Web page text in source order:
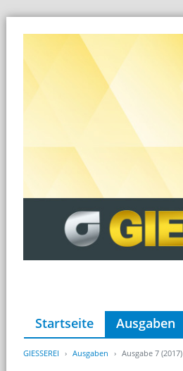
Startseite Ausgaben
GIESSEREI Ausgaben Ausgabe 7 (2017)